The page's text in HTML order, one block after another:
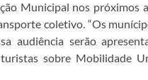
Municipal nos próximos
coletivo. “Os
audiência serão
sobre Mobilidade